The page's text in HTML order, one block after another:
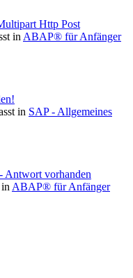
Http Post
in ABAP® für Anfänger
in SAP - Allgemeines
Antwort vorhanden
ABAP® für Anfänger